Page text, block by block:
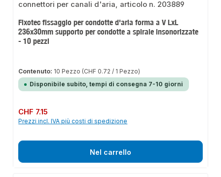
Fixotec fissaggio per condotte d'aria forma a V LxL
236x30mm supporto per condotte a spirale insonorizzate
- 10 pezzi
Contenuto: 10 Pezzo (CHF 0.72 / 1 Pezzo)
Disponibile subito, tempi di consegna 7-10 giorni
Prezzo normale:
CHF 7.15
Prezzi incl. IVA più costi di spedizione
Nel carrello